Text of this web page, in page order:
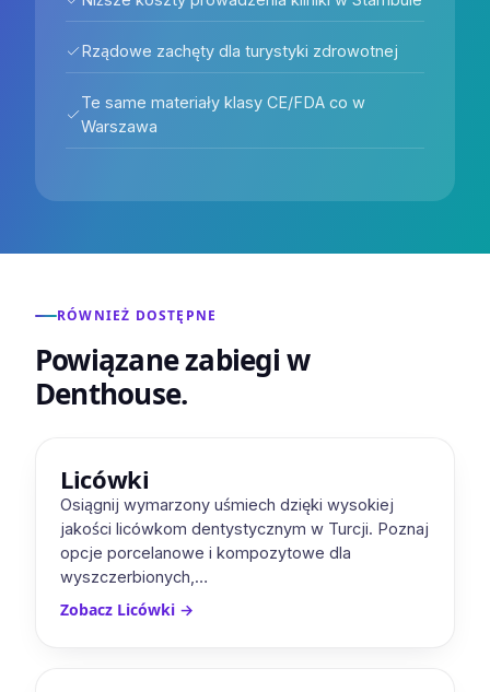
Rządowe zachęty dla turystyki zdrowotnej
Te same materiały klasy CE/FDA co w
Warszawa
RÓWNIEŻ DOSTĘPNE
Powiązane zabiegi w
Denthouse.
Licówki
Osiągnij wymarzony uśmiech dzięki wysokiej
jakości licówkom dentystycznym w Turcji. Poznaj
opcje porcelanowe i kompozytowe dla
wyszczerbionych,…
Zobacz Licówki →